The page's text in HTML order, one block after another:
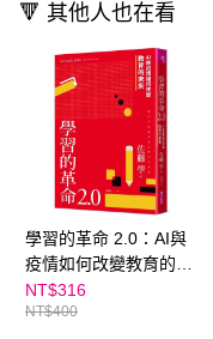
🔻 其他人也在看
學習的革命 2.0：AI與
疫情如何改變教育的未
來
NT$316
NT$400